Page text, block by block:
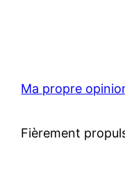
Ma propre
Fièrement